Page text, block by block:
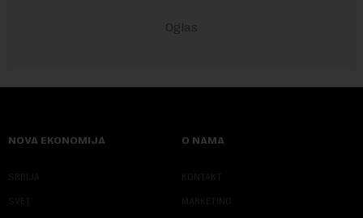
NOVA EKONOMIJA
SRBIJA
SVET
O NAMA
KONTAKT
MARKETING